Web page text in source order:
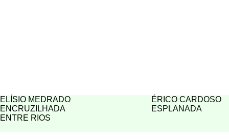
ELÍSIO MEDRADO
ÉRICO CARDOSO
ENCRUZILHADA
ESPLANADA
ENTRE RIOS